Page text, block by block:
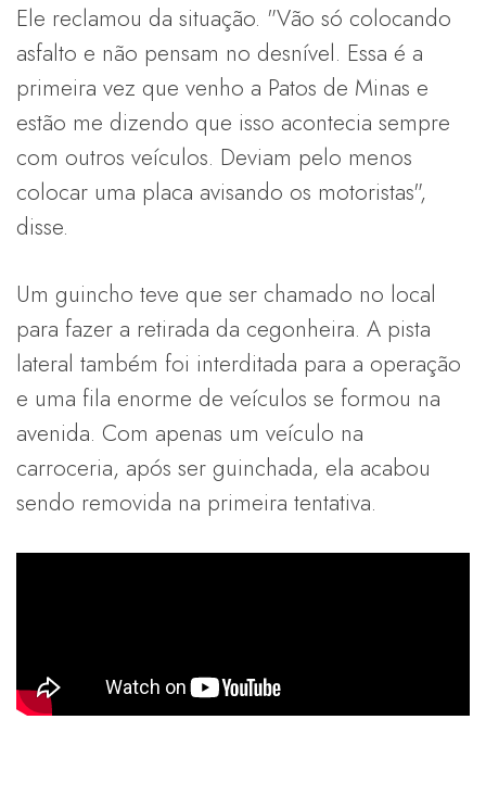
Ele reclamou da situação. "Vão só colocando
asfalto e não pensam no desnível. Essa é a
primeira vez que venho a Patos de Minas e
estão me dizendo que isso acontecia sempre
com outros veículos. Deviam pelo menos
colocar uma placa avisando os motoristas",
disse.
Um guincho teve que ser chamado no local
para fazer a retirada da cegonheira. A pista
lateral também foi interditada para a operação
e uma fila enorme de veículos se formou na
avenida. Com apenas um veículo na
carroceria, após ser guinchada, ela acabou
sendo removida na primeira tentativa.